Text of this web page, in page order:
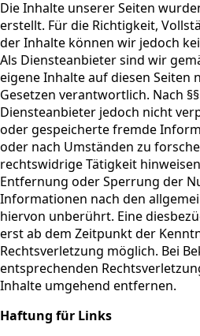
Die Inhalte unserer Seiten
erstellt. Für die Richtigkeit,
der Inhalte können wir jedoch
Als Diensteanbieter sind wir
eigene Inhalte auf diesen Seiten
Gesetzen verantwortlich. Nach
Diensteanbieter jedoch nicht
oder gespeicherte fremde
oder nach Umständen zu
rechtswidrige Tätigkeit
Entfernung oder Sperrung der
Informationen nach den
hiervon unberührt. Eine
erst ab dem Zeitpunkt der
Rechtsverletzung möglich. Bei
entsprechenden
Inhalte umgehend entfernen.
Haftung für Links